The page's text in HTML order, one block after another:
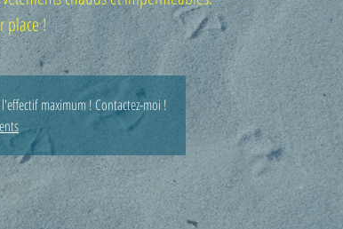
place !
maximum ! Contactez-moi !